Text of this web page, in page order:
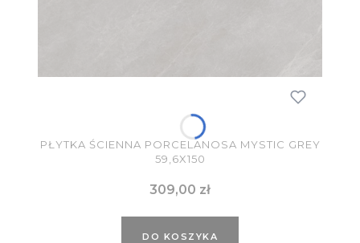
PŁYTKA ŚCIENNA PORCELANOSA MYSTIC GREY
59,6X150
Cena
309,00 zł
DO KOSZYKA